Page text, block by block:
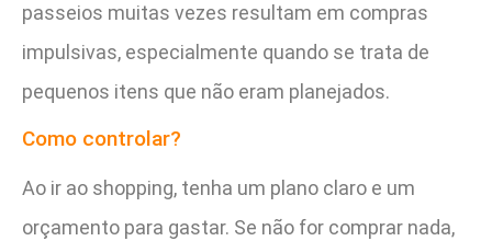
passeios muitas vezes resultam em compras
impulsivas, especialmente quando se trata de
pequenos itens que não eram planejados.
Como controlar?
Ao ir ao shopping, tenha um plano claro e um
orçamento para gastar. Se não for comprar nada,